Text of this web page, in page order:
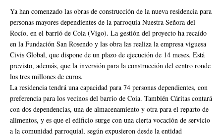
Ya han comenzado las obras de construcción de la nueva residencia para
personas mayores dependientes de la parroquia Nuestra Señora del
Rocío, en el barrió de Coia (Vigo). La gestión del proyecto ha recaído
en la Fundación San Rosendo y las obra las realiza la empresa viguesa
Civis Global, que dispone de un plazo de ejecución de 14 meses. Está
previsto, además, que la inversión para la construcción del centro ronde
los tres millones de euros.
La residencia tendrá una capacidad para 74 personas dependientes, con
preferencia para los vecinos del barrio de Coia. También Cáritas contará
con dos dependencias, una de almacenamiento y otra para el reparto de
alimentos, y es que el edificio surge con una cierta vocación de servicio
a la comunidad parroquial, según expusieron desde la entidad